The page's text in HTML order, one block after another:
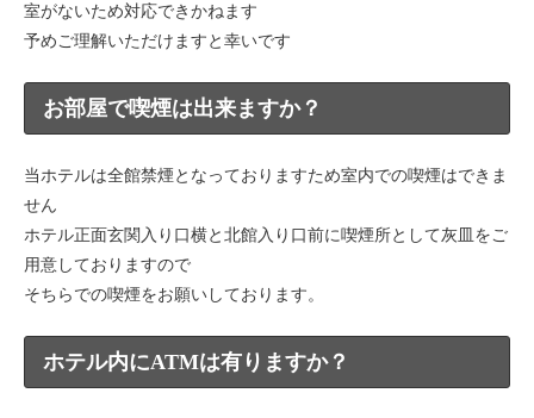
室がないため対応できかねます
予めご理解いただけますと幸いです
お部屋で喫煙は出来ますか？
当ホテルは全館禁煙となっておりますため室内での喫煙はできま
せん
ホテル正面玄関入り口横と北館入り口前に喫煙所として灰皿をご
用意しておりますので
そちらでの喫煙をお願いしております。
ホテル内にATMは有りますか？